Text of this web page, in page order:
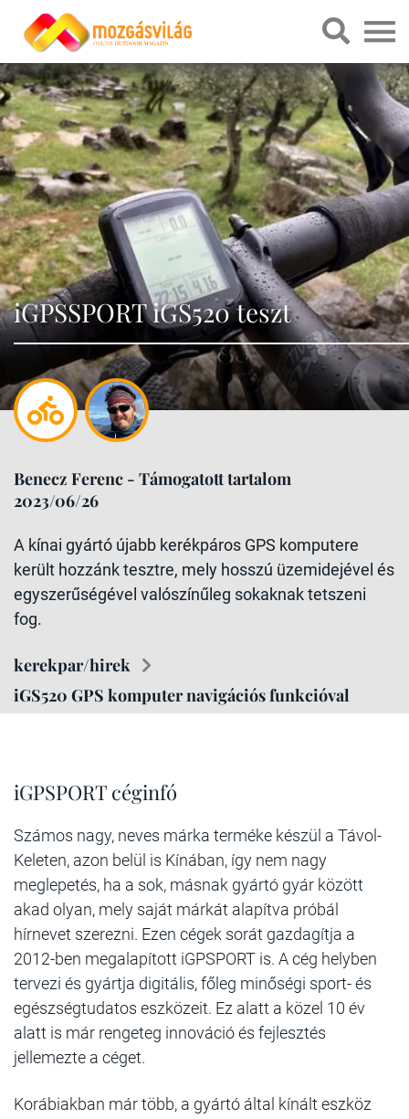
iGPSSPORT iGS520 teszt
Benecz Ferenc - Támogatott tartalom
2023/06/26
A kínai gyártó újabb kerékpáros GPS komputere
került hozzánk tesztre, mely hosszú üzemidejével és
egyszerűségével valószínűleg sokaknak tetszeni
fog.
kerekpar/hirek
iGS520 GPS komputer navigációs funkcióval
iGPSPORT céginfó
Számos nagy, neves márka terméke készül a Távol-
Keleten, azon belül is Kínában, így nem nagy
meglepetés, ha a sok, másnak gyártó gyár között
akad olyan, mely saját márkát alapítva próbál
hírnevet szerezni. Ezen cégek sorát gazdagítja a
2012-ben megalapított iGPSPORT is. A cég helyben
tervezi és gyártja digitális, főleg minőségi sport- és
egészségtudatos eszközeit. Ez alatt a közel 10 év
alatt is már rengeteg innováció és fejlesztés
jellemezte a céget.
Korábiakban már több, a gyártó által kínált eszköz